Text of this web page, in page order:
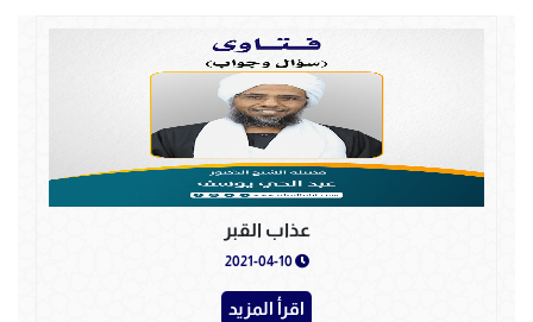
عذاب القبر
2021-04-10
اقرأ المزيد